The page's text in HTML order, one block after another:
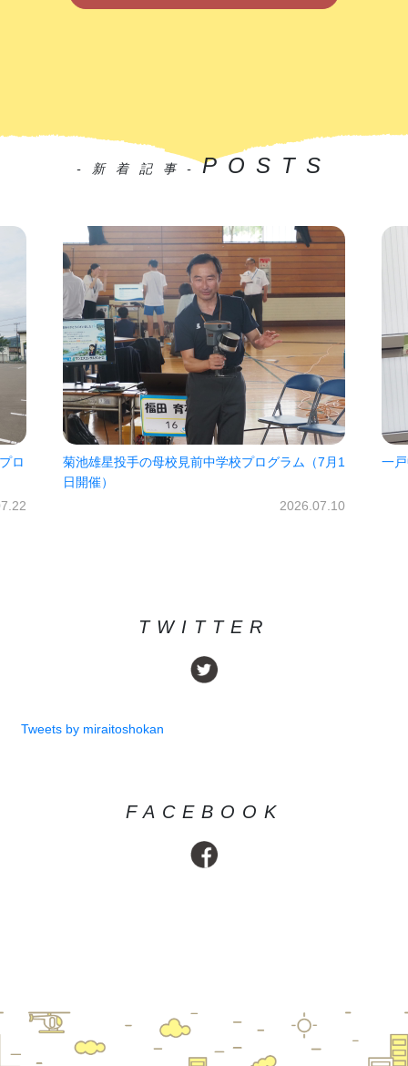
-新着記事-POSTS
月1
一戸中未来パスポート2026!!
㈱
TWITTER
Tweets by miraitoshokan
FACEBOOK